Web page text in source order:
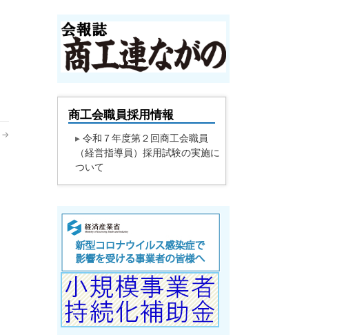
→
商工会職員採用情報
▸ 令和７年度第２回商工会職員
（経営指導員）採用試験の実施に
ついて